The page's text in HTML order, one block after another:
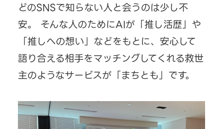
どのSNSで知らない人と会うのは少し不
安。 そんな人のためにAIが「推し活歴」や
「推しへの想い」などをもとに、安心して
語り合える相手をマッチングしてくれる救世
主のようなサービスが「まちとも」です。